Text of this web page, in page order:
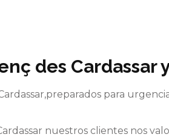
des Cardassar
para
nuestros clientes nos